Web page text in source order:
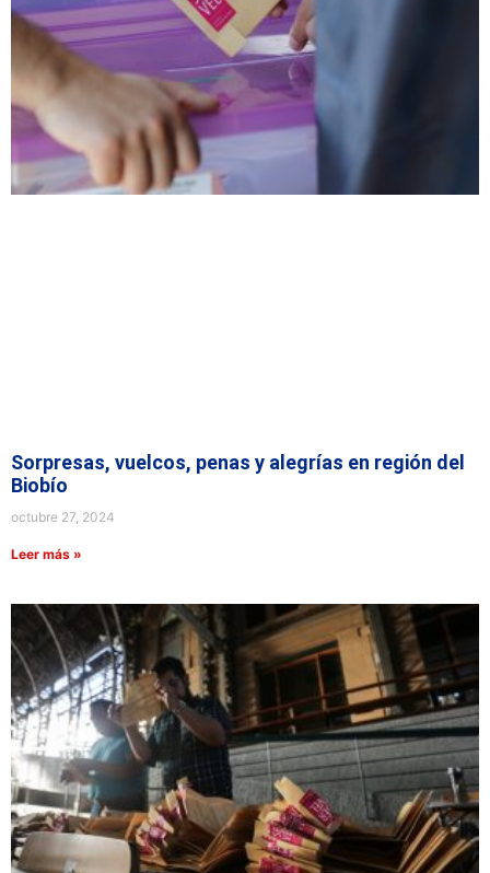
Sorpresas, vuelcos, penas y alegrías en región del
Biobío
octubre 27, 2024
Leer más »